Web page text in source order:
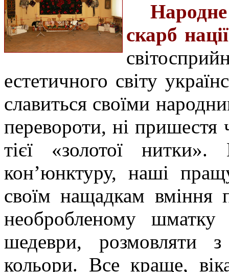
скарб
естетичного світу
славиться своїми
перевороти, ні пришестя
тієї «золотої
кон’юнктуру, наші
своїм нащадкам вміння
необробленому
шедеври, розмовляти
кольори. Все краще,